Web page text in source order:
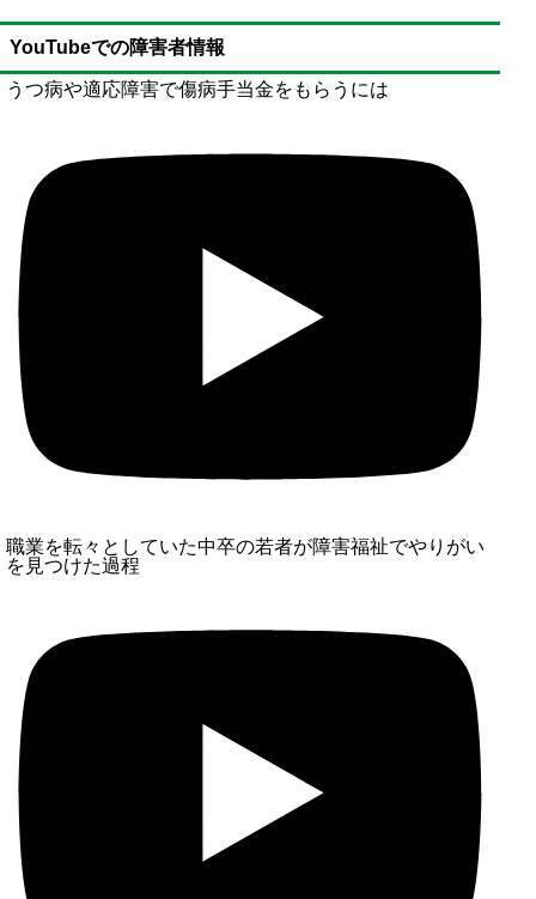
YouTubeでの障害者情報
うつ病や適応障害で傷病手当金をもらうには
職業を転々としていた中卒の若者が障害福祉でやりがい
を見つけた過程